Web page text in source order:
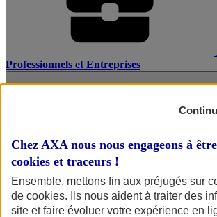
Professionnels et Entreprises
Chez AXA nous nous engageons à
cookies et traceurs !
Ensemble, mettons fin aux préjugés sur
de cookies. Ils nous aident à traiter des
site et faire évoluer votre expérience en